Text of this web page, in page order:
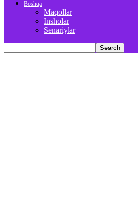
Boshqa
Maqollar
Insholar
Senariylar